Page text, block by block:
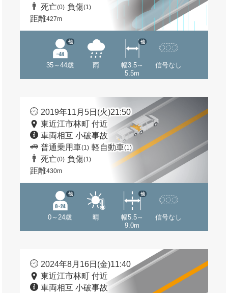
死亡(0) 負傷(1)
距離427m
35～44歳
他
雨
幅3.5～
5.5m
他
信号なし
2019年11月5日(火)21:50
東近江市林町 付近
車両相互 小破事故
普通乗用車(1) 軽自動車(1)
死亡(0) 負傷(1)
距離430m
0～24歳
他
晴
幅5.5～
9.0m
他
信号なし
2024年8月16日(金)11:40
東近江市林町 付近
車両相互 小破事故